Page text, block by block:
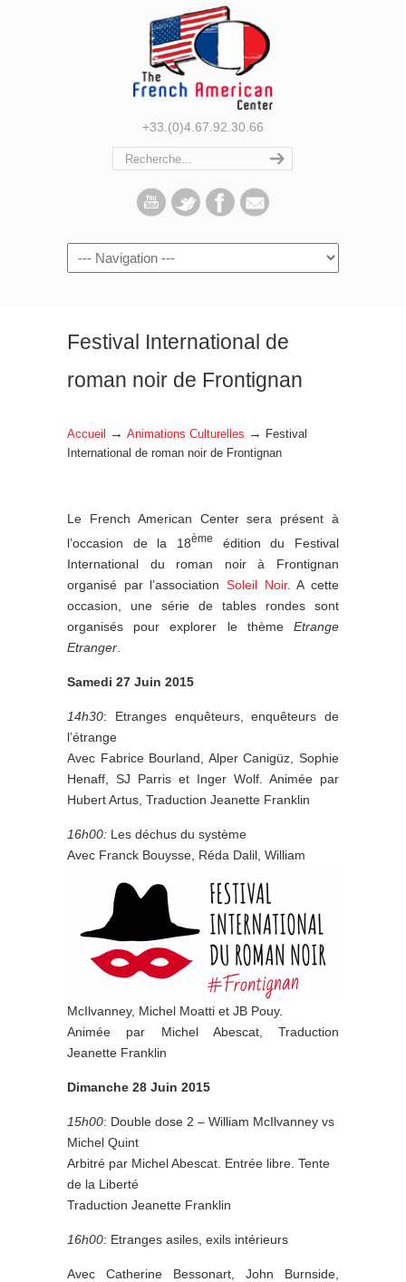
+33.(0)4.67.92.30.66
Navigation
Festival International de
roman noir de Frontignan
Accueil → Animations Culturelles →
Festival
International de roman noir de Frontignan
Le French American Center sera présent à
l’occasion de la 18ème
édition du Festival
International du roman noir à Frontignan
organisé par l’association Soleil Noir. A cette
occasion, une série de tables rondes sont
organisés pour explorer le thème Etrange
Etranger
Samedi 27 Juin 2015
14h30: Etranges enquêteurs, enquêteurs de
l’étrange
Avec Fabrice Bourland, Alper Canigüz, Sophie
Henaff, SJ Parris et Inger Wolf. Animée par
Hubert Artus, Traduction Jeanette Franklin
16h00: Les déchus du système
Avec Franck Bouysse, Réda Dalil, William
McIlvanney, Michel Moatti et JB Pouy.
Animée par Michel Abescat, Traduction
Jeanette Franklin
Dimanche 28 Juin 2015
15h00: Double dose 2 – William McIlvanney vs
Michel Quint
Arbitré par Michel Abescat. Entrée libre. Tente
de la Liberté
Traduction Jeanette Franklin
16h00: Etranges asiles, exils intérieurs
Avec Catherine Bessonart, John Burnside,